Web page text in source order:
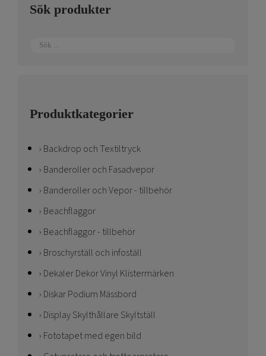
Sök produkter
Produktkategorier
Backdrop och Textiltryck
Banderoller och Fasadvepor
Banderoller och Vepor - tillbehör
Beachflaggor
Beachflaggor - tillbehör
Broschyrställ och infoställ
Dekaler Dekor Vinyl Klistermärken
Diskar Podium Mässbord
Display Skylthållare Skyltställ
Fototapet med egen bild